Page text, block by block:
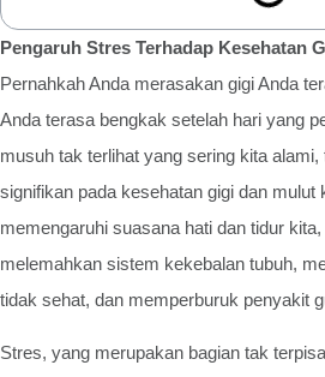
Pengaruh Stres Terhadap Kesehatan
Pernahkah Anda merasakan gigi Anda
Anda terasa bengkak setelah hari yang
musuh tak terlihat yang sering kita
signifikan pada kesehatan gigi dan mulut
memengaruhi suasana hati dan tidur
melemahkan sistem kekebalan tubuh,
tidak sehat, dan memperburuk penyakit
Stres, yang merupakan bagian tak